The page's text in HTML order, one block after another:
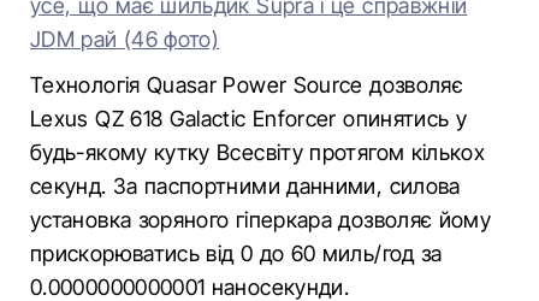
усе, що має шильдик Supra і це справжній
JDM рай (46 фото)
Технологія Quasar Power Source дозволяє
Lexus QZ 618 Galactic Enforcer опинятись у
будь-якому кутку Всесвіту протягом кількох
секунд. За паспортними данними, силова
установка зоряного гіперкара дозволяє йому
прискорюватись від 0 до 60 миль/год за
0.0000000000001 наносекунди.